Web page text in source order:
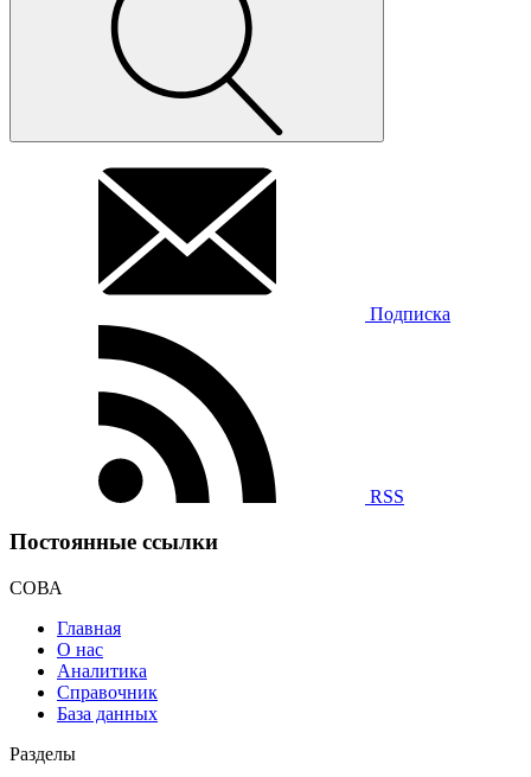
Подписка
RSS
Постоянные ссылки
СОВА
Главная
О нас
Аналитика
Справочник
База данных
Разделы